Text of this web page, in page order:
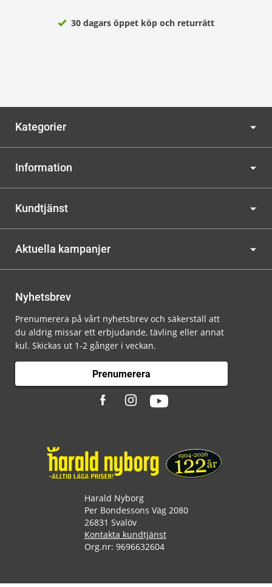
30 dagars öppet köp och returrätt
Kategorier
Information
Kundtjänst
Aktuella kampanjer
Nyhetsbrev
Prenumerera på vårt nyhetsbrev och säkerställ att
du aldrig missar ett erbjudande, tävling eller annat
kul. Skickas ut 1-2 gånger i veckan.
Prenumerera
Harald Nyborg
Per Bondessons Väg 2080
26831 Svalöv
Kontakta kundtjänst
Org.nr: 9696632604